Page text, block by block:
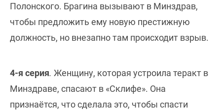
Полонского. Брагина вызывают в Минздрав,
чтобы предложить ему новую престижную
должность, но внезапно там происходит взрыв.
4-я серия. Женщину, которая устроила теракт в
Минздраве, спасают в «Склифе». Она
признаётся, что сделала это, чтобы спасти